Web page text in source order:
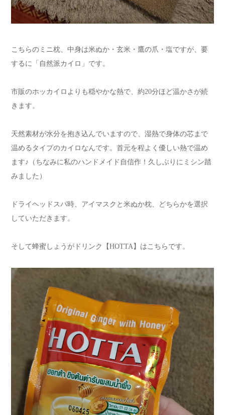
こちらのミニ枕、中身は米ぬか・玄米・鷹の爪・塩ですが、要
するに「自然派カイロ」です。
市販のホッカイロよりも穏やかな熱で、約20分ほど温かさが続
きます。
天然素材が水分を抱き込んでいますので、湿熱で身体の芯まで
温めるタイプのカイロなんです。首元を程よく優しい熱で温め
ます♪（ちなみに私のハンドメイド自信作！久しぶりにミシン踏
みました）
ドライヘッドスパ時、アイマスクと米ぬか枕、どちらかを選択
していただきます。
そして蜂蜜しょうがドリンク【HOTTA】はこちらです。